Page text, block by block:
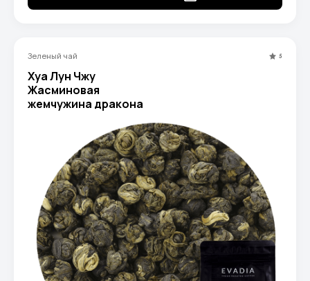
Зеленый чай 5
Хуа Лун Чжу
Жасминовая
жемчужина дракона